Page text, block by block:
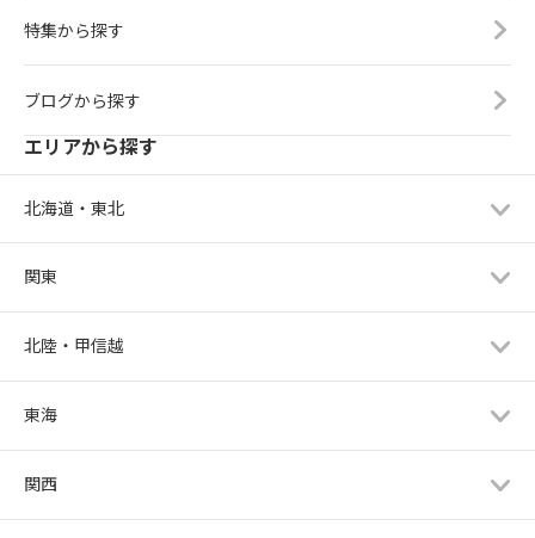
特集から探す
ブログから探す
エリアから探す
北海道・東北
関東
北陸・甲信越
東海
関西